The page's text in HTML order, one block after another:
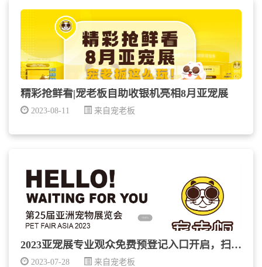
精彩抢鲜看|宠老板自助收银机亮相8月亚宠展
2023-08-11 来自宠老板
2023亚宠展专业观众免费预登记入口开启，扫码登记...
2023-07-28 来自宠老板